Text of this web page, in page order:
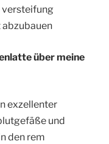
versteifung
über meine
exzellenter
und
den rem